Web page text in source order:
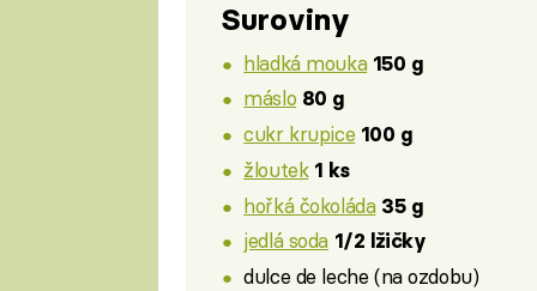
Suroviny
hladká mouka 150 g
máslo 80 g
cukr krupice 100 g
žloutek 1 ks
hořká čokoláda 35 g
jedlá soda 1/2 lžičky
dulce de leche (na ozdobu)